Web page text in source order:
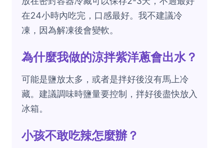
在24小時內吃完，口感最好。我不建議冷
凍，因為解凍後會變軟。
為什麼我做的涼拌紫洋蔥會出水？
可能是鹽放太多，或者是拌好後沒有馬上冷
藏。建議調味時鹽量要控制，拌好後盡快放入
冰箱。
小孩不敢吃辣怎麼辦？